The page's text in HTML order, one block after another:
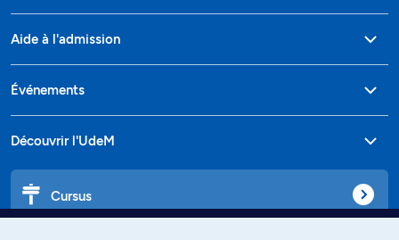
Aide à l'admission
Événements
Découvrir l'UdeM
Cursus